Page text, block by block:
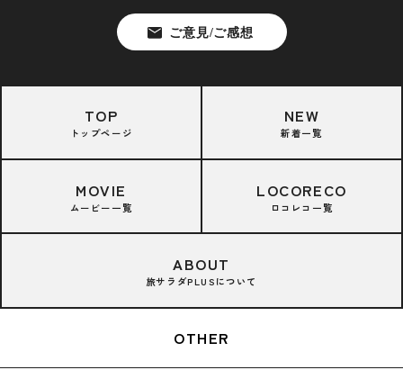
TOP
トップページ
NEW
新着一覧
MOVIE
ムービー一覧
LOCORECO
ロコレコ一覧
ABOUT
旅サラダPLUSについて
OTHER